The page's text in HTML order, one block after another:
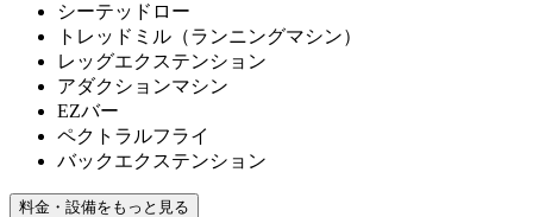
シーテッドロー
トレッドミル（ランニングマシン）
レッグエクステンション
アダクションマシン
EZバー
ペクトラルフライ
バックエクステンション
料金・設備をもっと見る